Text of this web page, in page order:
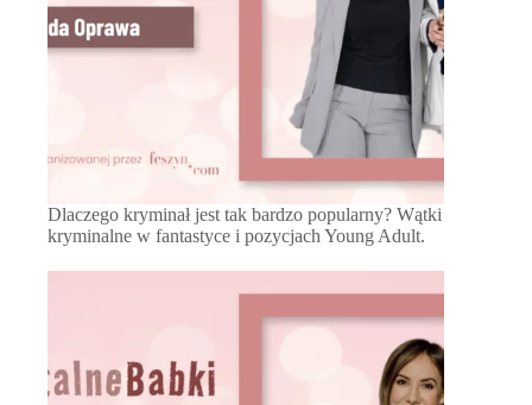
Dlaczego kryminał jest tak bardzo popularny? Wątki
kryminalne w fantastyce i pozycjach Young Adult.